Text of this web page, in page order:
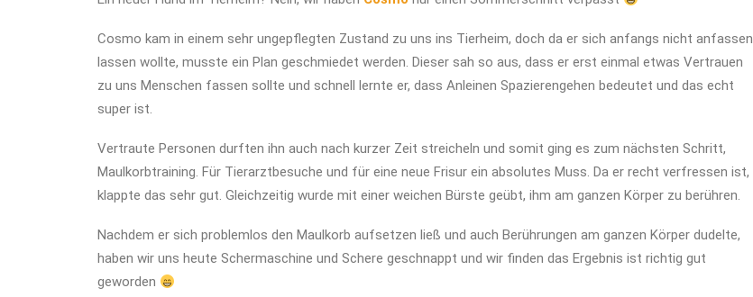
Cosmo kam in einem sehr ungepflegten Zustand zu uns ins Tierheim, doch da er sich anfangs nicht anfassen
lassen wollte, musste ein Plan geschmiedet werden. Dieser sah so aus, dass er erst einmal etwas Vertrauen
zu uns Menschen fassen sollte und schnell lernte er, dass Anleinen Spazierengehen bedeutet und das echt
super ist.
Vertraute Personen durften ihn auch nach kurzer Zeit streicheln und somit ging es zum nächsten Schritt,
Maulkorbtraining. Für Tierarztbesuche und für eine neue Frisur ein absolutes Muss. Da er recht verfressen ist,
klappte das sehr gut. Gleichzeitig wurde mit einer weichen Bürste geübt, ihm am ganzen Körper zu berühren.
Nachdem er sich problemlos den Maulkorb aufsetzen ließ und auch Berührungen am ganzen Körper dudelte,
haben wir uns heute Schermaschine und Schere geschnappt und wir finden das Ergebnis ist richtig gut
geworden